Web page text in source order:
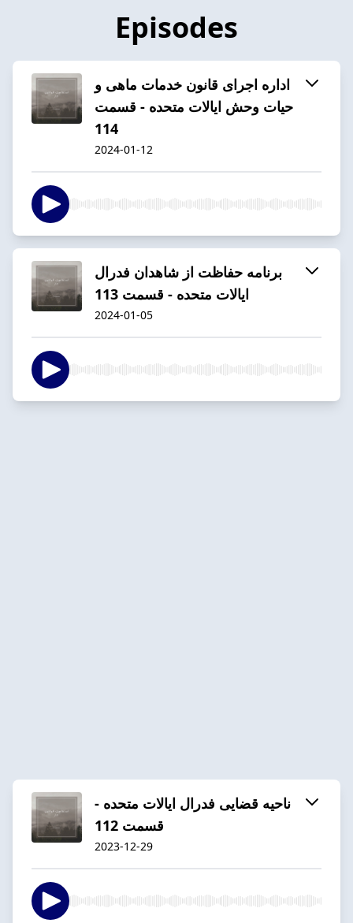
Episodes
اداره اجرای قانون خدمات ماهی و
حیات وحش ایالات متحده - قسمت
114
2024-01-12
برنامه حفاظت از شاهدان فدرال
ایالات متحده - قسمت 113
2024-01-05
ناحیه قضایی فدرال ایالات متحده -
قسمت 112
2023-12-29